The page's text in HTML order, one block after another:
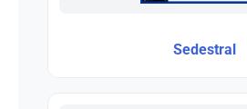
Sedestral